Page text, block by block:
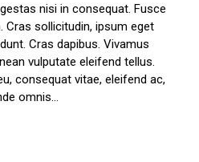
nisi in consequat. Fusce
Cras sollicitudin, ipsum eget
Cras dapibus. Vivamus
vulputate eleifend tellus.
consequat vitae, eleifend ac,
omnis…